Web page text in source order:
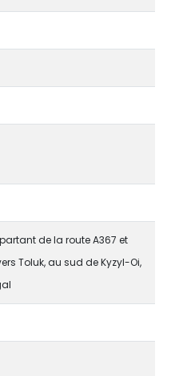
de la route A367 et
Toluk, au sud de Kyzyl-Oi,